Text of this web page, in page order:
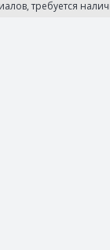
требуется